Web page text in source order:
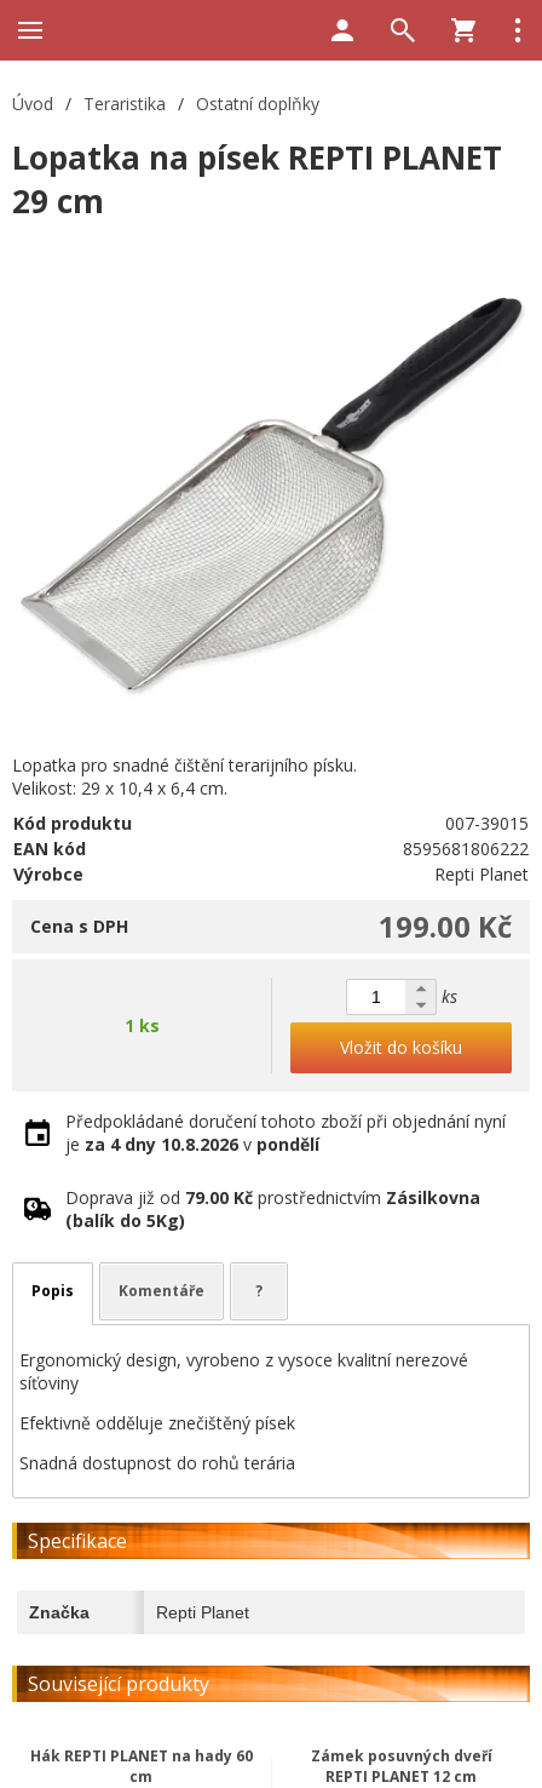
Úvod / Teraristika / Ostatní doplňky
Lopatka na písek REPTI PLANET
29 cm
Lopatka pro snadné čištění terarijního písku.
Velikost: 29 x 10,4 x 6,4 cm.
Kód produktu
007-39015
EAN kód
8595681806222
Výrobce
Repti Planet
199.00 Kč
Cena s DPH
1 ks
ks
Vložit do košíku
Předpokládané doručení tohoto zboží při objednání nyní
je za 4 dny 10.8.2026 v pondělí
Doprava již od 79.00 Kč prostřednictvím Zásilkovna
(balík do 5Kg)
Popis Komentáře ?
Ergonomický design, vyrobeno z vysoce kvalitní nerezové
síťoviny
Efektivně odděluje znečištěný písek
Snadná dostupnost do rohů terária
Specifikace
Značka Repti Planet
Související produkty
Hák REPTI PLANET na hady 60
cm
Zámek posuvných dveří
REPTI PLANET 12 cm